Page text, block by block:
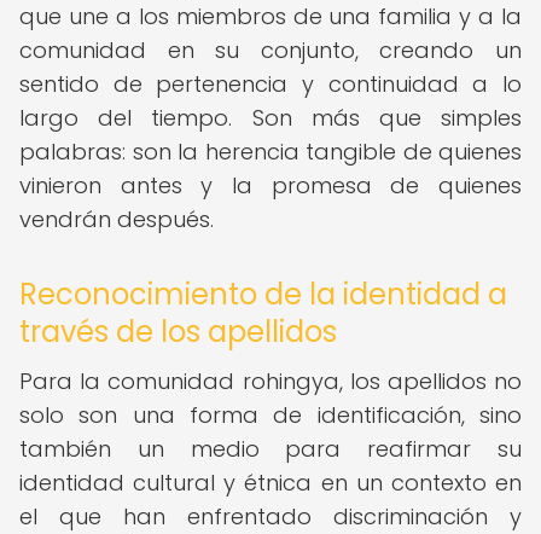
que une a los miembros de una familia y a la
comunidad en su conjunto, creando un
sentido de pertenencia y continuidad a lo
largo del tiempo. Son más que simples
palabras: son la herencia tangible de quienes
vinieron antes y la promesa de quienes
vendrán después.
Reconocimiento de la identidad a
través de los apellidos
Para la comunidad rohingya, los apellidos no
solo son una forma de identificación, sino
también un medio para reafirmar su
identidad cultural y étnica en un contexto en
el que han enfrentado discriminación y